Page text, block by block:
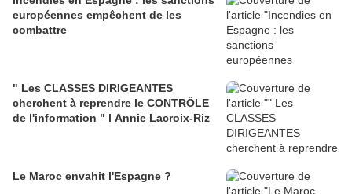
européennes empêchent de les
combattre
" Les CLASSES DIRIGEANTES
cherchent à reprendre le CONTRÔLE
de l'information " l Annie Lacroix-Riz
Le Maroc envahit l'Espagne ?